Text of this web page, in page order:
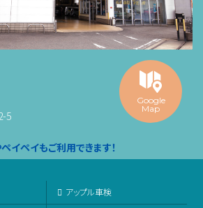
5
Google
Map
イペイもご利用できます！
アップル車検